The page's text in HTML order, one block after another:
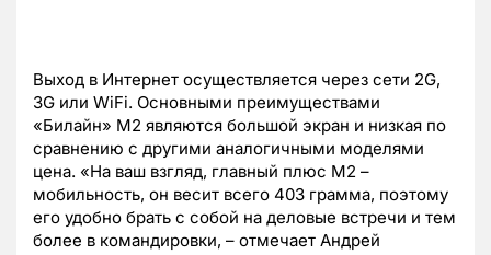
Выход в Интернет осуществляется через сети 2G,
3G или WiFi. Основными преимуществами
«Билайн» М2 являются большой экран и низкая по
сравнению с другими аналогичными моделями
цена. «На ваш взгляд, главный плюс М2 –
мобильность, он весит всего 403 грамма, поэтому
его удобно брать с собой на деловые встречи и тем
более в командировки, – отмечает Андрей